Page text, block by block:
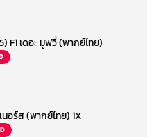
F1 เดอะ มูฟวี่ (พากย์ไทย)
อร์ส (พากย์ไทย) 1X